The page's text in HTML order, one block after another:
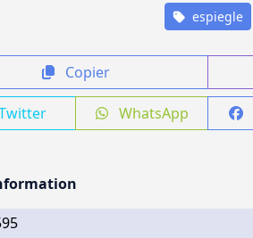
espiegle
Copier
WhatsApp